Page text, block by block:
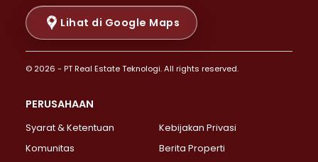
Properti Dijual di Kramat >
Properti Dijual di Pasar Baru >
Properti Dijual di Bendungan Hilir >
Properti Dijual di Jakarta Selatan >
Properti Dijual di Lebak Bulus >
Properti Dijual di Gandaria Selatan >
Properti Dijual di Pondok Labu >
Lihat di Google Maps
© 2026 - PT Real Estate Teknologi. All rights reserved.
PERUSAHAAN
Syarat & Ketentuan
Kebijakan Privasi
Komunitas
Berita Properti